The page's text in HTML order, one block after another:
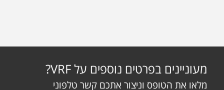
מעוניינים בפרטים נוספים על VRF?
מלאו את הטופס וניצור אתכם קשר טלפוני